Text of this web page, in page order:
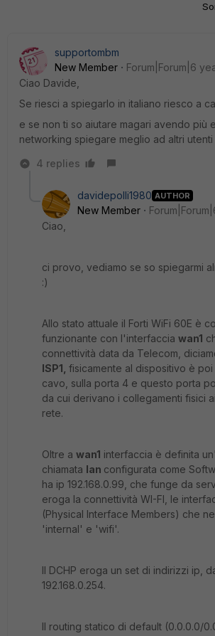
supportombm
New Member
Forum|Forum|6
Ciao Davide,
Se riesci a spiegarlo in italiano riesco a
e se non ti so aiutare magari avendo più
networking spiegare meglio ad altri utenti
4 replies
davidepolli1980 AUTHOR
New Member
Ciao,
ci provo, vediamo se so spiegarmi
:)
Allo stato attuale il Forti WiFi 60E è
funzionante con l'interfaccia wan1
connettività data da Telecom,
ISP1, fisicamente al dispositivo è
cavo, sulla porta 4 e questo porta
da cui derivano i collegamenti fisici
rete.
Oltre a wan1 interfaccia è definita
chiamata lan configurata come
ha ip 192.168.0.99, che funge da
eroga la connettività WI-FI, le
(Physical Interface Members) che
'internal' e 'wifi'.
Il DCHP eroga un set di indirizzi ip,
192.168.0.254.
Il routing statico di default (0.0.0.0/